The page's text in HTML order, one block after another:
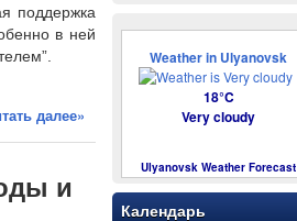
поддержка
в ней
далее»
и
Weather in Ulyanovsk
18°C
Very cloudy
Ulyanovsk Weather Forecast
Календарь